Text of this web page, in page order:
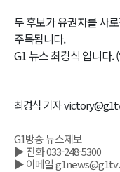
두 후보가 유권자를 사
주목됩니다.
G1 뉴스 최경식 입니다.
최경식 기자
G1방송 뉴스제보
▶ 전화 033-248-5300
▶ 이메일